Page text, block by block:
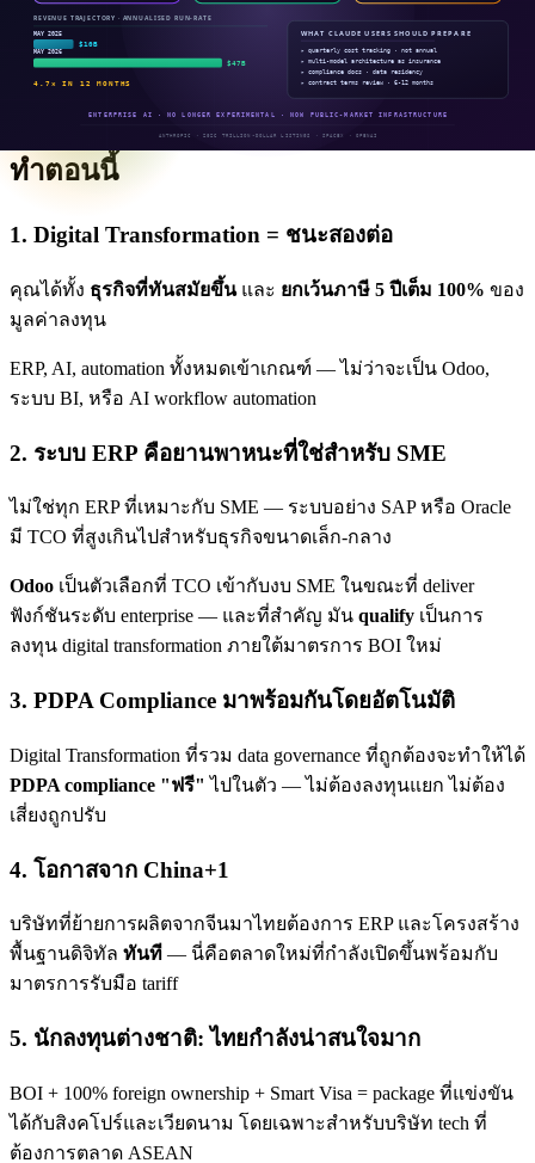
Medium: พนักงาน 100-200 คน, มีโครงสร้างองค์กร
ชัดเจน
ผลกระทบ & โอกาส: 6 สิ่งที่ธุรกิจไทยควร
ทำตอนนี้
1. Digital Transformation = ชนะสองต่อ
คุณได้ทั้ง ธุรกิจที่ทันสมัยขึ้นและ ยกเว้นภาษี 5 ปีเต็ม 100% ของ
มูลค่าลงทุน
ERP, AI, automation ทั้งหมดเข้าเกณฑ์ — ไม่ว่าจะเป็น Odoo,
ระบบ BI, หรือ AI workflow automation
2. ระบบ ERP คือยานพาหนะที่ใช่สำหรับ SME
ไม่ใช่ทุก ERP ที่เหมาะกับ SME — ระบบอย่าง SAP หรือ Oracle
มี TCO ที่สูงเกินไปสำหรับธุรกิจขนาดเล็ก-กลาง
Odoo เป็นตัวเลือกที่ TCO เข้ากับงบ SME ในขณะที่ deliver
ฟังก์ชันระดับ enterprise — และที่สำคัญ มัน qualify เป็นการ
ลงทุน digital transformation ภายใต้มาตรการ BOI ใหม่
3. PDPA Compliance มาพร้อมกันโดยอัตโนมัติ
Digital Transformation ที่รวม data governance ที่ถูกต้องจะทำให้ได้
PDPA compliance "ฟรี" ไปในตัว — ไม่ต้องลงทุนแยก ไม่ต้อง
เสี่ยงถูกปรับ
4. โอกาสจาก China+1
บริษัทที่ย้ายการผลิตจากจีนมาไทยต้องการ ERP และโครงสร้าง
พื้นฐานดิจิทัล ทันที — นี่คือตลาดใหม่ที่กำลังเปิดขึ้นพร้อมกับ
มาตรการรับมือ tariff
5. นักลงทุนต่างชาติ: ไทยกำลังน่าสนใจมาก
BOI + 100% foreign ownership + Smart Visa = package ที่แข่งขัน
ได้กับสิงคโปร์และเวียดนาม โดยเฉพาะสำหรับบริษัท tech ที่
ต้องการตลาด ASEAN